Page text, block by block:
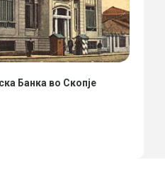
Банка во Скопје